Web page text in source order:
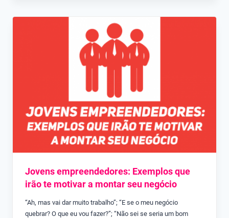
Jovens empreendedores: Exemplos que
irão te motivar a montar seu negócio
“Ah, mas vai dar muito trabalho”; “E se o meu negócio
quebrar? O que eu vou fazer?”; “Não sei se seria um bom